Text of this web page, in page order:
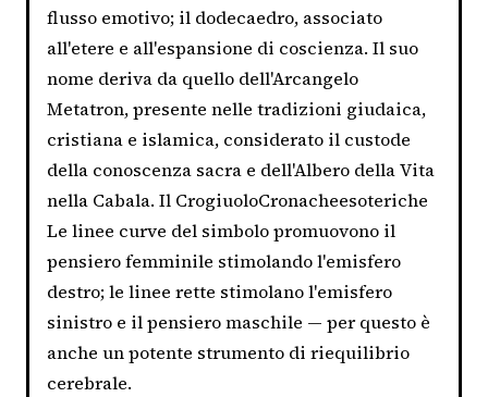
flusso emotivo; il dodecaedro, associato
all'etere e all'espansione di coscienza. Il suo
nome deriva da quello dell'Arcangelo
Metatron, presente nelle tradizioni giudaica,
cristiana e islamica, considerato il custode
della conoscenza sacra e dell'Albero della Vita
nella Cabala. Il CrogiuoloCronacheesoteriche
Le linee curve del simbolo promuovono il
pensiero femminile stimolando l'emisfero
destro; le linee rette stimolano l'emisfero
sinistro e il pensiero maschile — per questo è
anche un potente strumento di riequilibrio
cerebrale.